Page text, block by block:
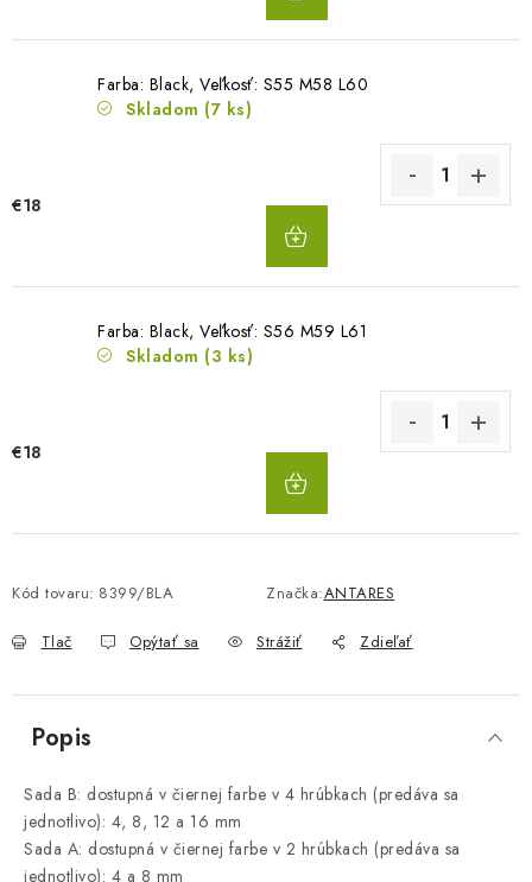
Farba: Black, Veľkosť: S55 M58 L60
Skladom (7 ks)
€18
Farba: Black, Veľkosť: S56 M59 L61
Skladom (3 ks)
€18
Kód tovaru: 8399/BLA Značka:ANTARES
Tlač Opýtať sa Strážiť Zdieľať
Popis
Sada B: dostupná v čiernej farbe v 4 hrúbkach (predáva sa
jednotlivo): 4, 8, 12 a 16 mm
Sada A: dostupná v čiernej farbe v 2 hrúbkach (predáva sa
jednotlivo): 4 a 8 mm